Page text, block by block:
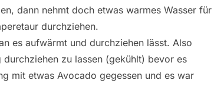
dann nehmt doch etwas warmes Wasser für
durchziehen.
es aufwärmt und durchziehen lässt. Also
zu lassen (gekühlt) bevor es
mit etwas Avocado gegessen und es war